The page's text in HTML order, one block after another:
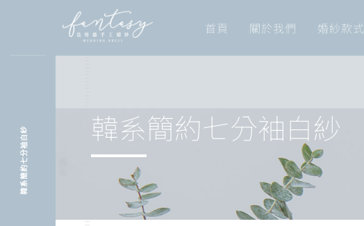
首頁 關於我們 婚紗款式
韓系簡約七分袖白紗
韓系簡約七分袖白紗